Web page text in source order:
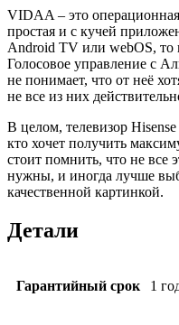
VIDAA – это
простая и с кучей
Android TV или webOS,
Голосовое управление с
не понимает, что от неё
не все из них
В целом, телевизор
кто хочет получить
стоит помнить, что не все
нужны, и иногда лучше
качественной картинкой.
Детали
Гарантийный срок 1